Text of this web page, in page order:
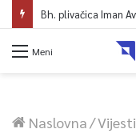
Meni
Naslovna/Vijesti